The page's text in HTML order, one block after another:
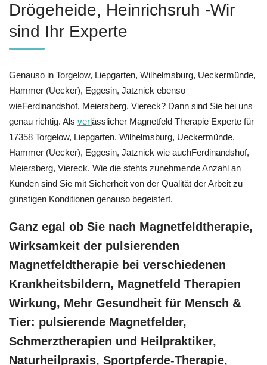
Drögeheide, Heinrichsruh -Wir
sind Ihr Experte
Genauso in Torgelow, Liepgarten, Wilhelmsburg, Ueckermünde,
Hammer (Uecker), Eggesin, Jatznick ebenso
wieFerdinandshof, Meiersberg, Viereck? Dann sind Sie bei uns
genau richtig. Als verlässlicher Magnetfeld Therapie Experte für
17358 Torgelow, Liepgarten, Wilhelmsburg, Ueckermünde,
Hammer (Uecker), Eggesin, Jatznick wie auchFerdinandshof,
Meiersberg, Viereck. Wie die stehts zunehmende Anzahl an
Kunden sind Sie mit Sicherheit von der Qualität der Arbeit zu
günstigen Konditionen genauso begeistert.
Ganz egal ob Sie nach Magnetfeldtherapie,
Wirksamkeit der pulsierenden
Magnetfeldtherapie bei verschiedenen
Krankheitsbildern, Magnetfeld Therapien
Wirkung, Mehr Gesundheit für Mensch &
Tier: pulsierende Magnetfelder,
Schmerztherapien und Heilpraktiker,
Naturheilpraxis, Sportpferde-Therapie,